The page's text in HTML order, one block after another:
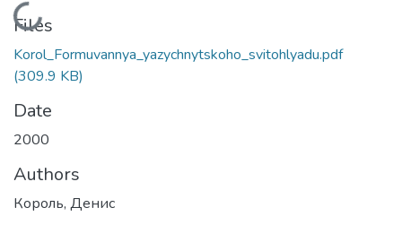
Loading...
Files
Korol_Formuvannya_yazychnytskoho_svitohlyadu.pdf
(309.9 KB)
Date
2000
Authors
Король, Денис